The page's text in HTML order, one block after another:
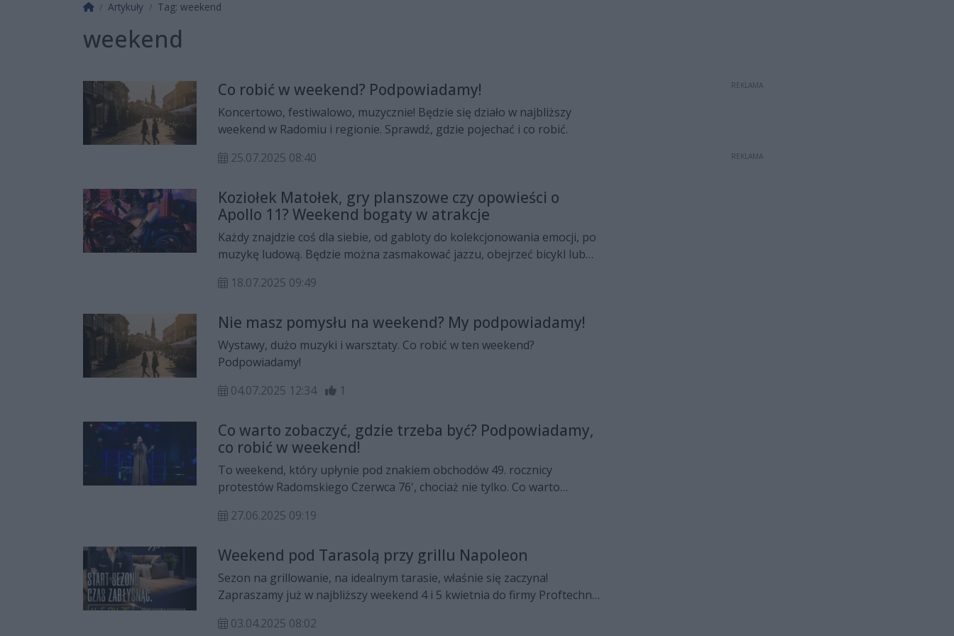
Strona główna
Artykuły Tag: weekend
weekend
Co robić w weekend? Podpowiadamy!
Koncertowo, festiwalowo, muzycznie! Będzie się działo w najbliższy
weekend w Radomiu i regionie. Sprawdź, gdzie pojechać i co robić.
25.07.2025 08:40
Koziołek Matołek, gry planszowe czy opowieści o
Apollo 11? Weekend bogaty w atrakcje
Każdy znajdzie coś dla siebie, od gabloty do kolekcjonowania emocji, po
muzykę ludową. Będzie można zasmakować jazzu, obejrzeć bicykl lub
wystarczy znaleźć trochę czasu i zanurzyć się w radomskiej kulturze.
18.07.2025 09:49
Nie masz pomysłu na weekend? My podpowiadamy!
Wystawy, dużo muzyki i warsztaty. Co robić w ten weekend?
Podpowiadamy!
04.07.2025 12:34
1
Co warto zobaczyć, gdzie trzeba być? Podpowiadamy,
co robić w weekend!
To weekend, który upłynie pod znakiem obchodów 49. rocznicy
protestów Radomskiego Czerwca 76', chociaż nie tylko. Co warto
27.06.2025 09:19
Weekend pod Tarasolą przy grillu Napoleon
Sezon na grillowanie, na idealnym tarasie, właśnie się zaczyna!
Zapraszamy już w najbliższy weekend 4 i 5 kwietnia do firmy Proftechnik
03.04.2025 08:02
REKLAMA
REKLAMA